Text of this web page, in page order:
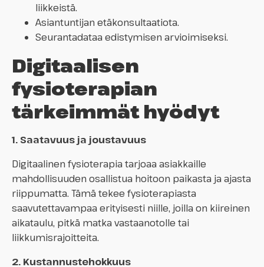
liikkeistä.
Asiantuntijan etäkonsultaatiota.
Seurantadataa edistymisen arvioimiseksi.
Digitaalisen
fysioterapian
tärkeimmät hyödyt
1. Saatavuus ja joustavuus
Digitaalinen fysioterapia tarjoaa asiakkaille
mahdollisuuden osallistua hoitoon paikasta ja ajasta
riippumatta. Tämä tekee fysioterapiasta
saavutettavampaa erityisesti niille, joilla on kiireinen
aikataulu, pitkä matka vastaanotolle tai
liikkumisrajoitteita.
2. Kustannustehokkuus